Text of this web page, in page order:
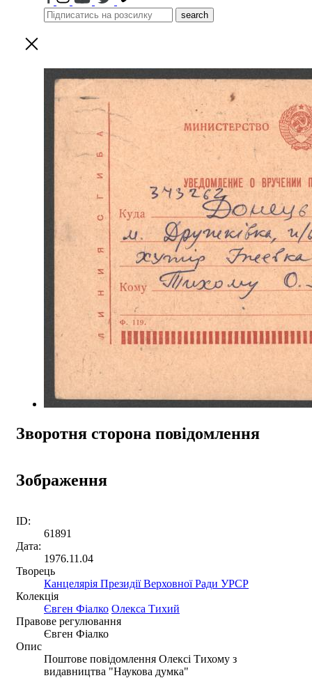
search
Зворотня сторона повідомлення
Зображення
ID:
61891
Дата:
1976.11.04
Творець
Канцелярія Президії Верховної Ради УРСР
Колекція
Євген Фіалко Олекса Тихий
Правове регулювання
Євген Фіалко
Опис
Поштове повідомлення Олексі Тихому з
видавництва "Наукова думка"